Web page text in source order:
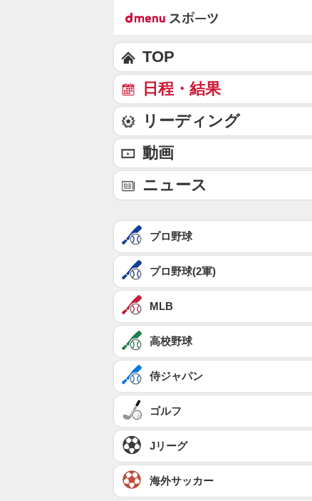
TOP
日程・結果
リーディング
動画
ニュース
プロ野球
プロ野球(2軍)
MLB
高校野球
侍ジャパン
ゴルフ
Jリーグ
海外サッカー